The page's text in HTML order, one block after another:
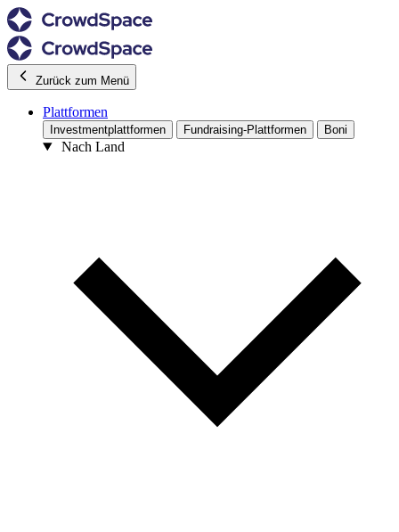
Zurück zum Menü
Plattformen
Investmentplattformen Fundraising-Plattformen Boni
Nach Land